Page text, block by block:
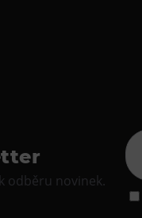
odběru novinek.